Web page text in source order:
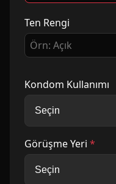
Ten Rengi
Kondom Kullanımı
Görüşme Yeri *